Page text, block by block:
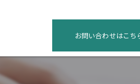
お問い合わせはこち